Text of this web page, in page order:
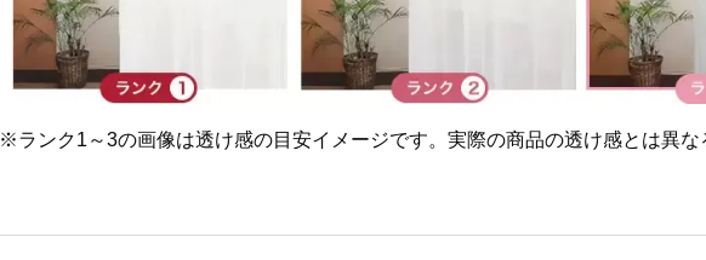
※ランク1～3の画像は透け感の目安イメージです。実際の商品の透け感とは異な